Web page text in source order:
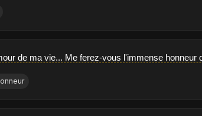
de ma vie... Me ferez-vous l'immense honneur